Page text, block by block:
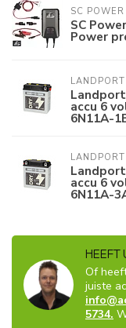
SC POWER
SC
Power
LANDPORT
accu 6
6N11A-
LANDPORT
accu 6
6N11A-
HEEFT
Of
juiste
5734.